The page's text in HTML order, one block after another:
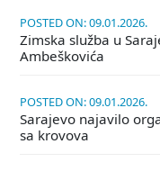
POSTED ON: 09.01.2026.
Zimska služba u
Ambeškovića
POSTED ON: 09.01.2026.
Sarajevo najavilo
sa krovova